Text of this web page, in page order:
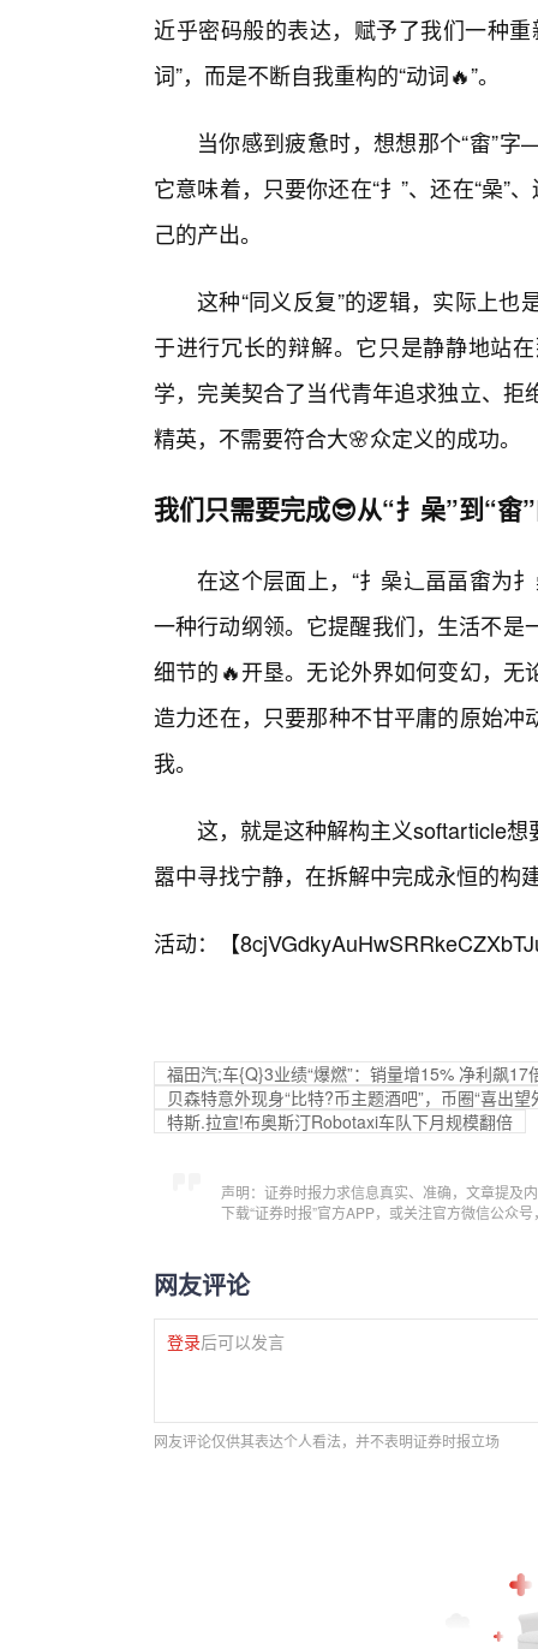
近乎密码般的表达，赋予了我们一种
词”，而是不断自我重构的“动词🔥”。
当你感到疲惫时，想想那个“畬”
它意味着，只要你还在“扌”、还在“喿”
己的产出。
这种“同义反复”的逻辑，实际上
于进行冗长的辩解。它只是静静地站
学，完美契合了当代青年追求独立、
精英，不需要符合大🌸众定义的成功。
我们只需要完成😎从“扌喿”到“畬
在这个层面上，“扌喿辶畐畐畬为
一种行动纲领。它提醒我们，生活不
细节的🔥开垦。无论外界如何变幻，
造力还在，只要那种不甘平庸的原始
我。
这，就是这种解构主义softarticle
嚣中寻找宁静，在拆解中完成永恒的构
活动：【
福田汽;车{Q}3业绩“爆燃”：销量增15% 净利飙
贝森特意外现身“比特?币主题酒吧”，币圈“喜出
特斯.拉宣!布奥斯汀Robotaxi车队下月规模翻倍
声明：证券时报力求信息真实、准确，文章提及
下载“证券时报”官方APP，或关注官方微信公众
网友评论
登录后可以发言
网友评论仅供其表达个人看法，并不表明证券时报立场